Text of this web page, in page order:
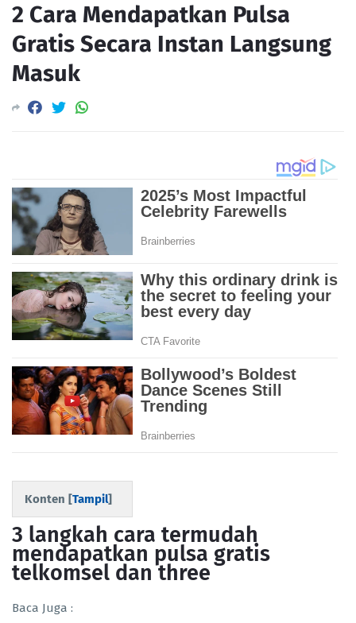
2 Cara Mendapatkan Pulsa
Gratis Secara Instan Langsung
Masuk
Konten [Tampil]
3 langkah cara termudah
mendapatkan pulsa gratis
telkomsel dan three
Baca Juga :